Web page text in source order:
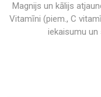
Magnijs un kālijs
Vitamīni (piem., C
iekaisumu